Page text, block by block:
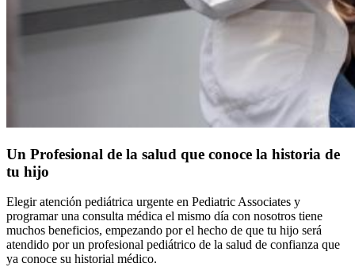
Un Profesional de la salud que conoce la historia de
tu hijo
Elegir atención pediátrica urgente en Pediatric Associates y
programar una consulta médica el mismo día con nosotros tiene
muchos beneficios, empezando por el hecho de que tu hijo será
atendido por un profesional pediátrico de la salud de confianza que
ya conoce su historial médico.